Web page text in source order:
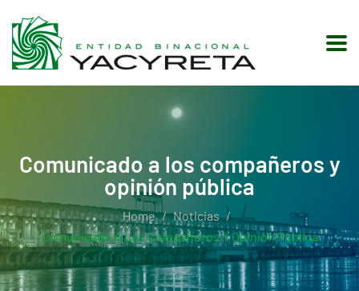
Comunicado a los compañeros y
opinión pública
Home
Noticias
Comunicado A Los Compañeros Y Opinión Pública